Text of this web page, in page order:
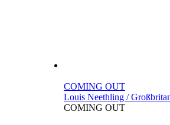
COMING OUT
Louis Neethling /
COMING OUT